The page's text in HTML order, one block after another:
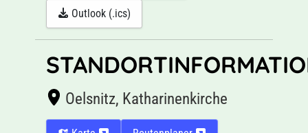
Outlook (.ics)
Oelsnitz, Katharinenkirche